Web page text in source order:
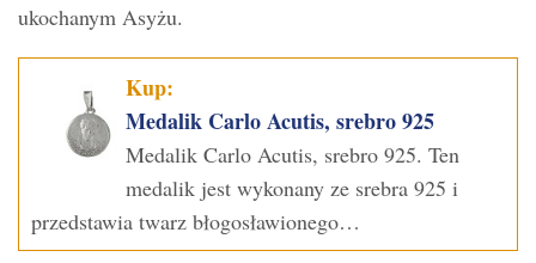
ukochanym Asyżu.
Kup:
Medalik Carlo Acutis, srebro 925
Medalik Carlo Acutis, srebro 925. Ten
medalik jest wykonany ze srebra 925 i
przedstawia twarz błogosławionego…